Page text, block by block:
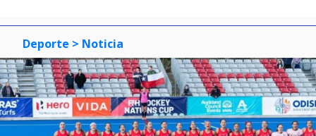
Deporte > Noticia